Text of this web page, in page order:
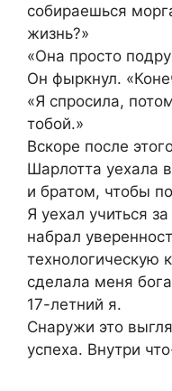
собираешься
жизнь?»
«Она просто
Он фыркнул.
«Я спросила,
тобой.»
Вскоре после
Шарлотта уехала
и братом, чтобы
Я уехал учиться
набрал
технологическую
сделала меня
17-летний я.
Снаружи это
успеха. Внутри